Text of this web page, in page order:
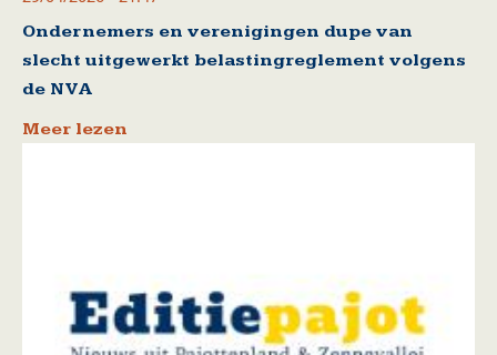
Ondernemers en verenigingen dupe van
slecht uitgewerkt belastingreglement volgens
de NVA
Meer lezen